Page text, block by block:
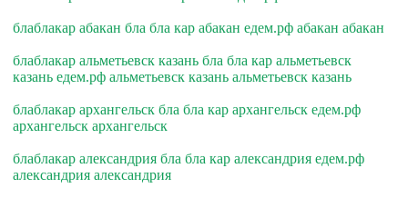
блаблакар абакан бла бла кар абакан едем.рф абакан абакан
блаблакар альметьевск казань бла бла кар альметьевск
казань едем.рф альметьевск казань альметьевск казань
блаблакар архангельск бла бла кар архангельск едем.рф
архангельск архангельск
блаблакар александрия бла бла кар александрия едем.рф
александрия александрия